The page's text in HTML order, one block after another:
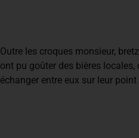
Outre les croques monsieur,
ont pu goûter des bières
échanger entre eux sur leur point